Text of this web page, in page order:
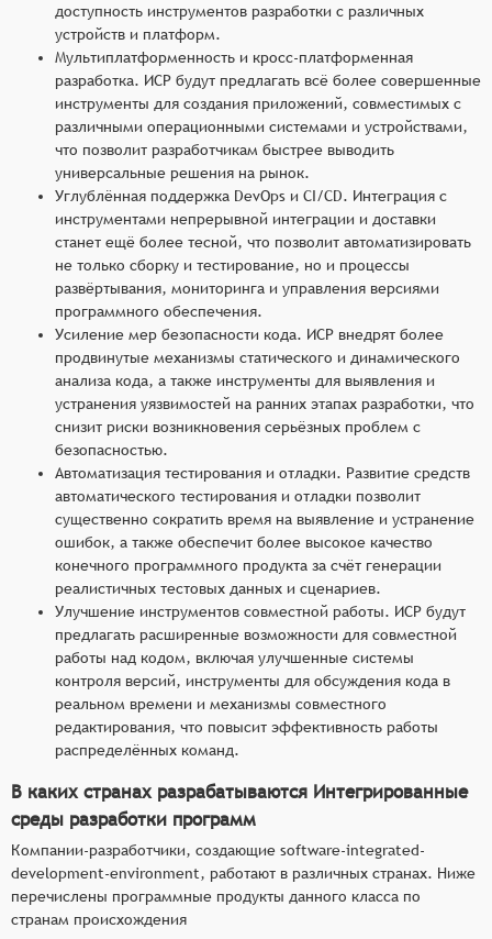
доступность инструментов разработки с различных
устройств и платформ.
Мультиплатформенность и кросс-платформенная
разработка. ИСР будут предлагать всё более совершенные
инструменты для создания приложений, совместимых с
различными операционными системами и устройствами,
что позволит разработчикам быстрее выводить
универсальные решения на рынок.
Углублённая поддержка DevOps и CI/CD. Интеграция с
инструментами непрерывной интеграции и доставки
станет ещё более тесной, что позволит автоматизировать
не только сборку и тестирование, но и процессы
развёртывания, мониторинга и управления версиями
программного обеспечения.
Усиление мер безопасности кода. ИСР внедрят более
продвинутые механизмы статического и динамического
анализа кода, а также инструменты для выявления и
устранения уязвимостей на ранних этапах разработки, что
снизит риски возникновения серьёзных проблем с
безопасностью.
Автоматизация тестирования и отладки. Развитие средств
автоматического тестирования и отладки позволит
существенно сократить время на выявление и устранение
ошибок, а также обеспечит более высокое качество
конечного программного продукта за счёт генерации
реалистичных тестовых данных и сценариев.
Улучшение инструментов совместной работы. ИСР будут
предлагать расширенные возможности для совместной
работы над кодом, включая улучшенные системы
контроля версий, инструменты для обсуждения кода в
реальном времени и механизмы совместного
редактирования, что повысит эффективность работы
распределённых команд.
В каких странах разрабатываются Интегрированные
среды разработки программ
Компании-разработчики, создающие software-integrated-
development-environment, работают в различных странах. Ниже
перечислены программные продукты данного класса по
странам происхождения